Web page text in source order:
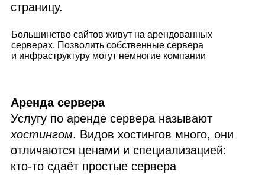
страницу.
Большинство сайтов живут на арендованных
серверах. Позволить собственные сервера
и инфраструктуру могут немногие компании
Аренда сервера
Услугу по аренде сервера называют
хостингом. Видов хостингов много, они
отличаются ценами и специализацией:
кто‑то сдаёт простые сервера